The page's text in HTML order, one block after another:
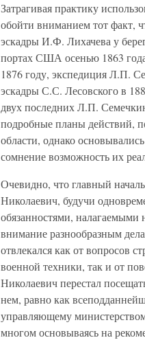
Затрагивая практику
обойти вниманием тот факт,
эскадры И.Ф. Лихачева у
портах США осенью 1863
1876 году, экспедиция Л.П.
эскадры С.С. Лесовского в
двух последних Л.П.
подробные планы действий,
области, однако
сомнение возможность их
Очевидно, что главный
Николаевич, будучи
обязанностями, налагаемыми
внимание разнообразным
отвлекался как от вопросов
военной техники, так и от
Николаевич перестал
нем, равно как
управляющему
многом основываясь на